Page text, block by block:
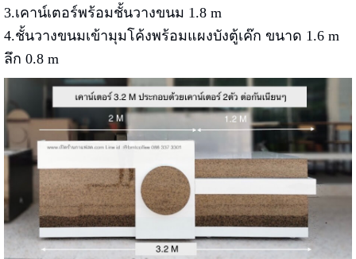
3.เคาน์เตอร์พร้อมชั้นวางขนม 1.8 m
4.ชั้นวางขนมเข้ามุมโค้งพร้อมแผงบังตู้เค๊ก ขนาด 1.6 m
ลึก 0.8 m